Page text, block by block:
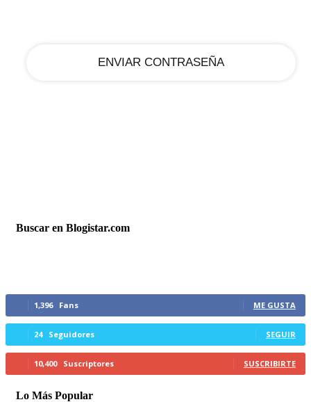
Buscar en Blogistar.com
1,396 Fans ME GUSTA
24 Seguidores SEGUIR
10,400 Suscriptores SUSCRIBIRTE
Lo Más Popular